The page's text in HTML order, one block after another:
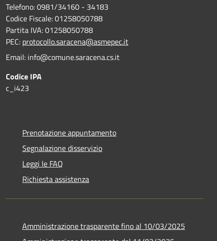
Telefono: 0981/34160 - 34183
Codice Fiscale: 01258050788
Partita IVA: 01258050788
PEC: protocollo.saracena@asmepec.it
Email: info@comune.saracena.cs.it
Codice IPA
c_i423
Prenotazione appuntamento
Segnalazione disservizio
Leggi le FAQ
Richiesta assistenza
Amministrazione trasparente fino al 10/03/2025